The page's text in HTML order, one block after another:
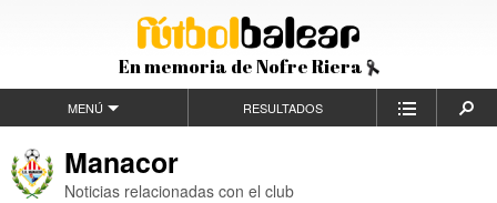
En memoria de Nofre Riera
MENÚ RESULTADOS
Manacor
Noticias relacionadas con el club